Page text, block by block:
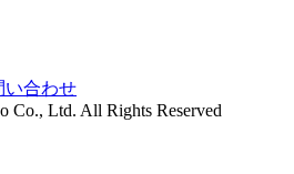
い合わせ
Co., Ltd. All Rights Reserved